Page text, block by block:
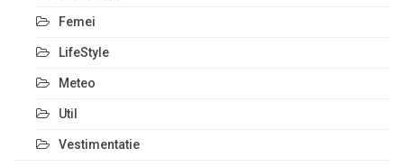
Femei
LifeStyle
Meteo
Util
Vestimentatie